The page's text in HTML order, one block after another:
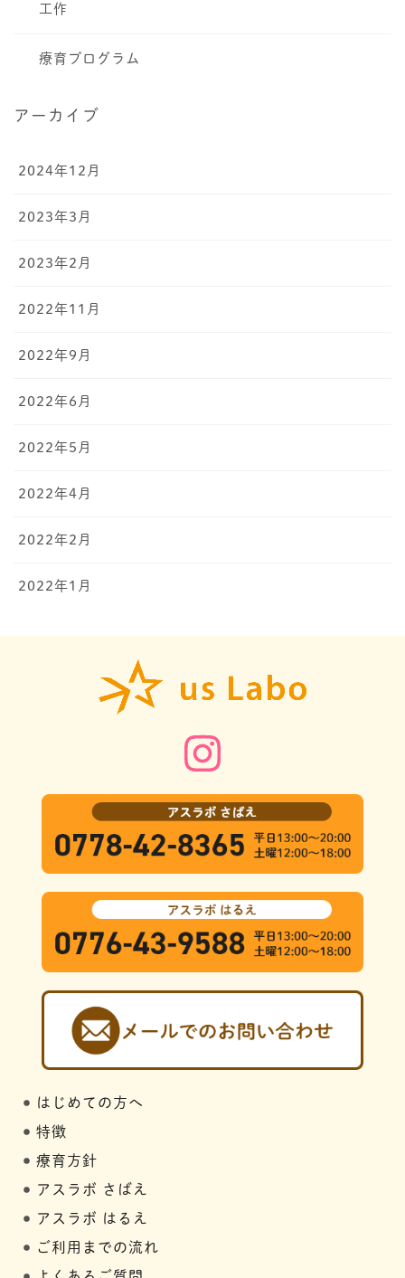
工作
療育プログラム
アーカイブ
2024年12月
2023年3月
2023年2月
2022年11月
2022年9月
2022年6月
2022年5月
2022年4月
2022年2月
2022年1月
はじめての方へ
特徴
療育方針
アスラボ さばえ
アスラボ はるえ
ご利用までの流れ